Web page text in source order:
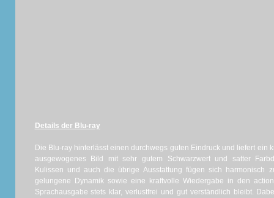
Details der Blu-ray
Die Blu-ray hinterlässt einen durchwegs guten Eindruck und liefert ein
ausgewogenes Bild mit sehr gutem Schwarzwert und satter
Kulissen und auch die übrige Ausstattung fügen sich harmonisch
gelungene Dynamik sowie eine kraftvolle Wiedergabe in den
Sprachausgabe stets klar, verlustfrei und gut verständlich bleibt.